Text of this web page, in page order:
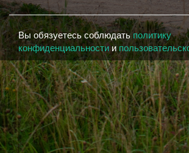
Вы обязуетесь соблюдатьполитику
конфиденциальностии